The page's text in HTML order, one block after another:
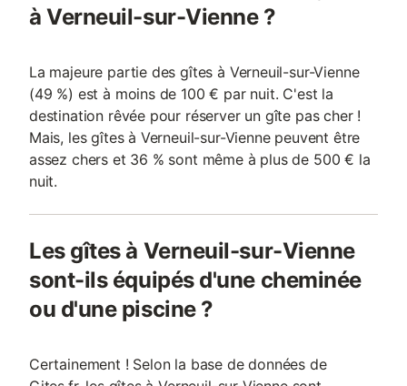
à Verneuil-sur-Vienne ?
La majeure partie des gîtes à Verneuil-sur-Vienne
(49 %) est à moins de 100 € par nuit. C'est la
destination rêvée pour réserver un gîte pas cher !
Mais, les gîtes à Verneuil-sur-Vienne peuvent être
assez chers et 36 % sont même à plus de 500 € la
nuit.
Les gîtes à Verneuil-sur-Vienne
sont-ils équipés d'une cheminée
ou d'une piscine ?
Certainement ! Selon la base de données de